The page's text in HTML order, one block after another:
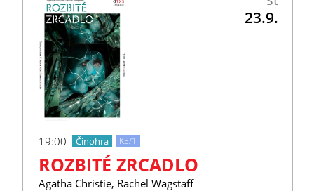
23.9.
19:00 Činohra K3/1
ROZBITÉ ZRCADLO
Agatha Christie, Rachel Wagstaff